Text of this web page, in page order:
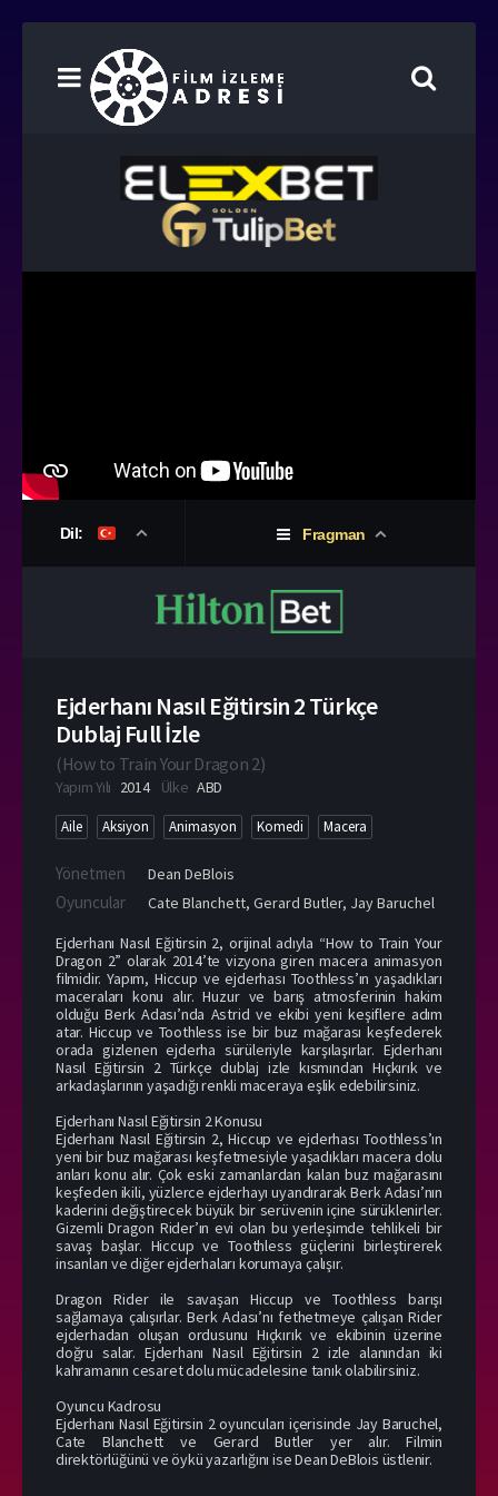
Dil: Fragman
Ejderhanı Nasıl Eğitirsin 2 Türkçe
Dublaj Full İzle
(How to Train Your Dragon 2)
Yapım Yılı 2014 Ülke ABD
Aile Aksiyon Animasyon Komedi Macera
Yönetmen Dean DeBlois
Oyuncular Cate Blanchett, Gerard Butler, Jay Baruchel
Ejderhanı Nasıl Eğitirsin 2, orijinal adıyla “How to Train Your
Dragon 2” olarak 2014’te vizyona giren macera animasyon
filmidir. Yapım, Hiccup ve ejderhası Toothless’ın yaşadıkları
maceraları konu alır. Huzur ve barış atmosferinin hakim
olduğu Berk Adası’nda Astrid ve ekibi yeni keşiflere adım
atar. Hiccup ve Toothless ise bir buz mağarası keşfederek
orada gizlenen ejderha sürüleriyle karşılaşırlar. Ejderhanı
Nasıl Eğitirsin 2 Türkçe dublaj izle kısmından Hıçkırık ve
arkadaşlarının yaşadığı renkli maceraya eşlik edebilirsiniz.
Ejderhanı Nasıl Eğitirsin 2 Konusu
Ejderhanı Nasıl Eğitirsin 2, Hiccup ve ejderhası Toothless’ın
yeni bir buz mağarası keşfetmesiyle yaşadıkları macera dolu
anları konu alır. Çok eski zamanlardan kalan buz mağarasını
keşfeden ikili, yüzlerce ejderhayı uyandırarak Berk Adası’nın
kaderini değiştirecek büyük bir serüvenin içine sürüklenirler.
Gizemli Dragon Rider’ın evi olan bu yerleşimde tehlikeli bir
savaş başlar. Hiccup ve Toothless güçlerini birleştirerek
insanları ve diğer ejderhaları korumaya çalışır.
Dragon Rider ile savaşan Hiccup ve Toothless barışı
sağlamaya çalışırlar. Berk Adası’nı fethetmeye çalışan Rider
ejderhadan oluşan ordusunu Hıçkırık ve ekibinin üzerine
doğru salar. Ejderhanı Nasıl Eğitirsin 2 izle alanından iki
kahramanın cesaret dolu mücadelesine tanık olabilirsiniz.
Oyuncu Kadrosu
Ejderhanı Nasıl Eğitirsin 2 oyuncuları içerisinde Jay Baruchel,
Cate Blanchett ve Gerard Butler yer alır. Filmin
direktörlüğünü ve öykü yazarlığını ise Dean DeBlois üstlenir.